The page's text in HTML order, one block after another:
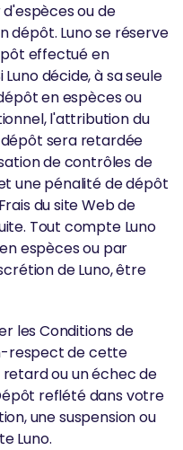
ou de
dépôt. Luno se réserve
effectué en
décide, à sa seule
en espèces ou
l'attribution du
sera retardée
de contrôles de
une pénalité de dépôt
du site Web de
Tout compte Luno
espèces ou par
de Luno, être
les Conditions de
respect de cette
ou un échec de
reflété dans votre
une suspension ou
Luno.